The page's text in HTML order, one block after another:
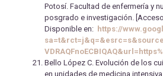
Potosí. Facultad de enfermería y
posgrado e investigación.
Disponible en: https://
Bello López C. Evolución de los
en unidades de medicina